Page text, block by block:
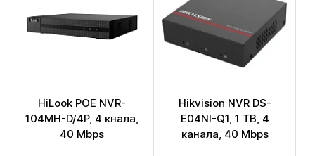
HiLook POE NVR-
104MH-D/4P, 4 кнала,
40 Mbps
Hikvision NVR DS-
E04NI-Q1, 1 TB, 4
канала, 40 Mbps